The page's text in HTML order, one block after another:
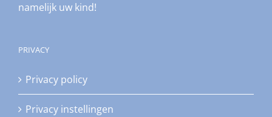
namelijk uw kind!
PRIVACY
Privacy policy
Privacy instellingen